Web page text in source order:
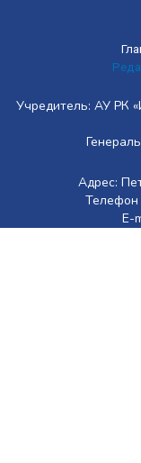
Учредитель: АУ РК
Адрес:
Телефон
E-